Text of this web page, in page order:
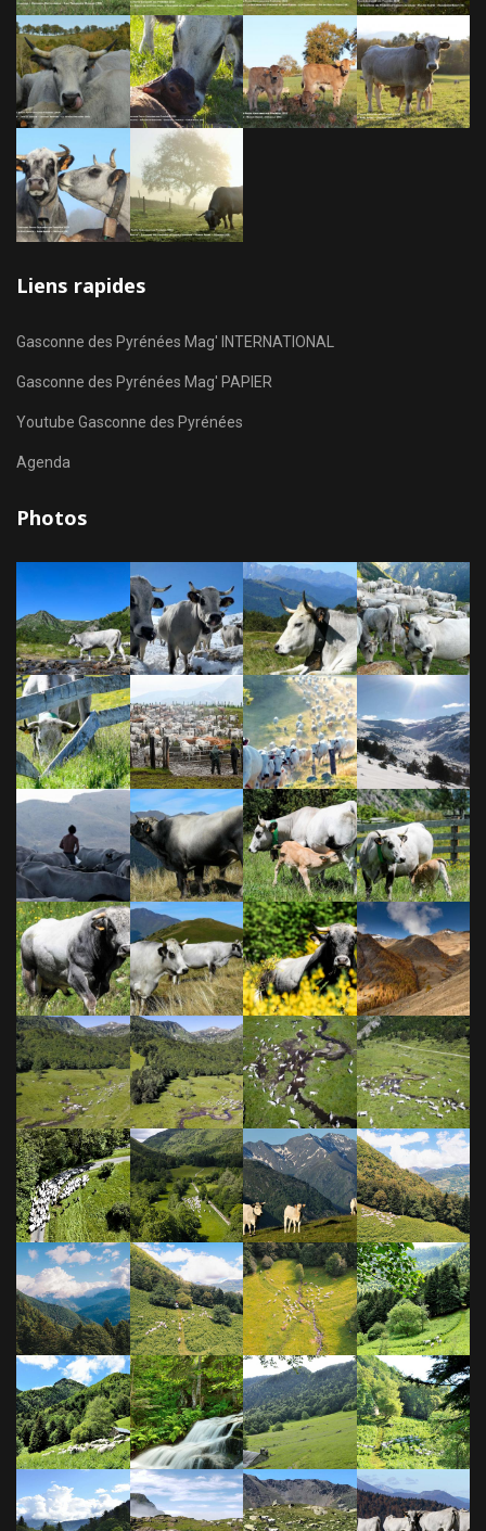
Liens rapides
Gasconne des Pyrénées Mag' INTERNATIONAL
Gasconne des Pyrénées Mag' PAPIER
Youtube Gasconne des Pyrénées
Agenda
Photos